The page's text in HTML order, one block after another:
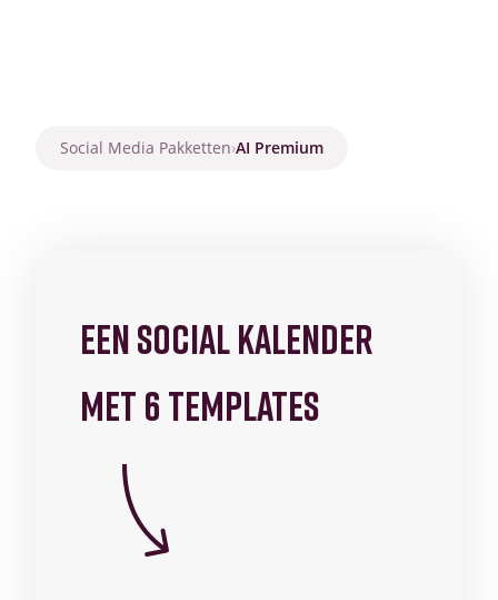
Social Media Pakketten›AI Premium
EEN SOCIAL KALENDER
MET 6 TEMPLATES